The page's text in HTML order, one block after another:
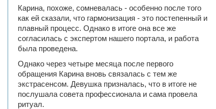
Карина, похоже, сомневалась - особенно после того
как ей сказали, что гармонизация - это постепенный и
плавный процесс. Однако в итоге она все же
согласилась с экспертом нашего портала, и работа
была проведена.
Однако через четыре месяца после первого
обращения Карина вновь связалась с тем же
экстрасенсом. Девушка призналась, что в итоге не
послушала совета профессионала и сама провела
ритуал.